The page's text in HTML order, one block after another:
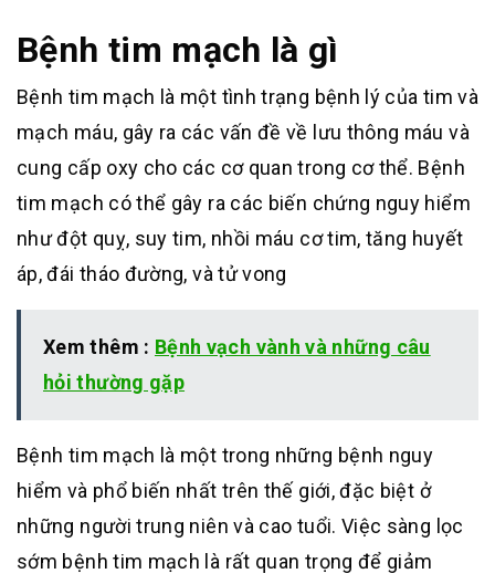
Bệnh tim mạch là gì
Bệnh tim mạch là một tình trạng bệnh lý của tim và
mạch máu, gây ra các vấn đề về lưu thông máu và
cung cấp oxy cho các cơ quan trong cơ thể. Bệnh
tim mạch có thể gây ra các biến chứng nguy hiểm
như đột quỵ, suy tim, nhồi máu cơ tim, tăng huyết
áp, đái tháo đường, và tử vong
Xem thêm : Bệnh vạch vành và những câu
hỏi thường gặp
Bệnh tim mạch là một trong những bệnh nguy
hiểm và phổ biến nhất trên thế giới, đặc biệt ở
những người trung niên và cao tuổi. Việc sàng lọc
sớm bệnh tim mạch là rất quan trọng để giảm